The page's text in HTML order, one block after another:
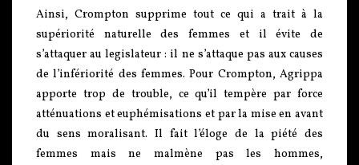
Ainsi, Crompton supprime tout ce qui a trait à la
supériorité naturelle des femmes et il évite de
s’attaquer au legislateur : il ne s’attaque pas aux causes
de l’infériorité des femmes. Pour Crompton, Agrippa
apporte trop de trouble, ce qu’il tempère par force
atténuations et euphémisations et par la mise en avant
du sens moralisant. Il fait l’éloge de la piété des
femmes mais ne malmène pas les hommes,